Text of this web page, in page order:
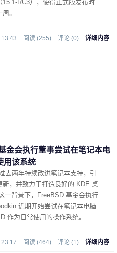
15.1-RC3），使得正式版发布时
。
阅读 (255) 评论 (0) 详细内容
金会执行董事尝试在笔记本电
用该系统
去两年持续改进笔记本支持，引
新，并致力于打造良好的 KDE 桌
一背景下，FreeBSD 基金会执行
近期开始尝试在笔记本电脑
作为日常使用的操作系统。
阅读 (464) 评论 (1) 详细内容